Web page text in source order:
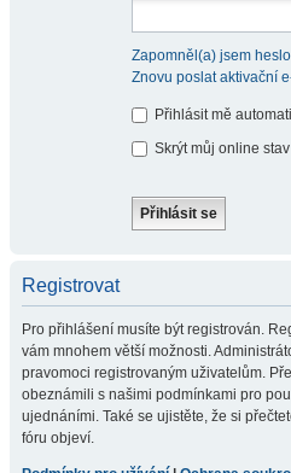
Zapomněl(a) jsem heslo
Znovu poslat aktivační
Přihlásit mě
Skrýt můj online
Registrovat
Pro přihlášení musíte být registrován.
vám mnohem větší možnosti.
pravomoci registrovaným uživatelům.
obeznámili s našimi podmínkami pro
ujednáními. Také se ujistěte, že si
fóru objeví.